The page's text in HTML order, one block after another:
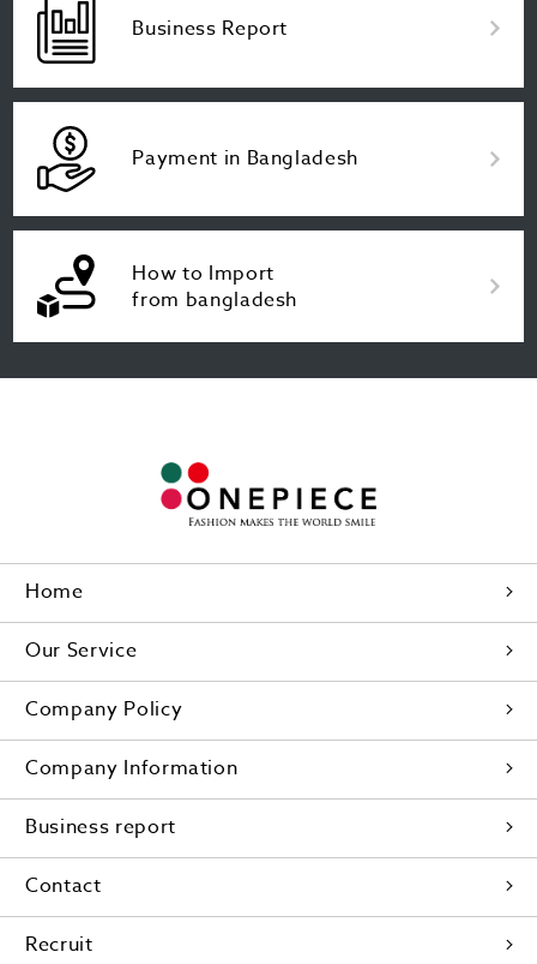
Business Report
Payment in Bangladesh
How to Import
from bangladesh
Home
Our Service
Company Policy
Company Information
Business report
Contact
Recruit